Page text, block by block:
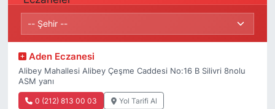
Aden Eczanesi
Alibey Mahallesi Alibey Çeşme Caddesi No:16 B Silivri 8nolu
ASM yanı
0 (212) 813 00 03 Yol Tarifi Al